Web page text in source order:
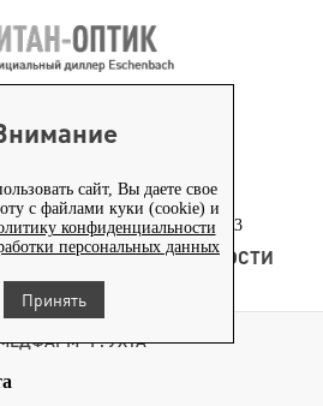
сайт, Вы даете свое
с файлами куки (cookie) и
конфиденциальности
персональных данных
Принять
653-82-70
проспект, д. 23
ТЕХНОЛОГИЯ
НОВОСТИ
КОНТЕНТ
Г. УХТА